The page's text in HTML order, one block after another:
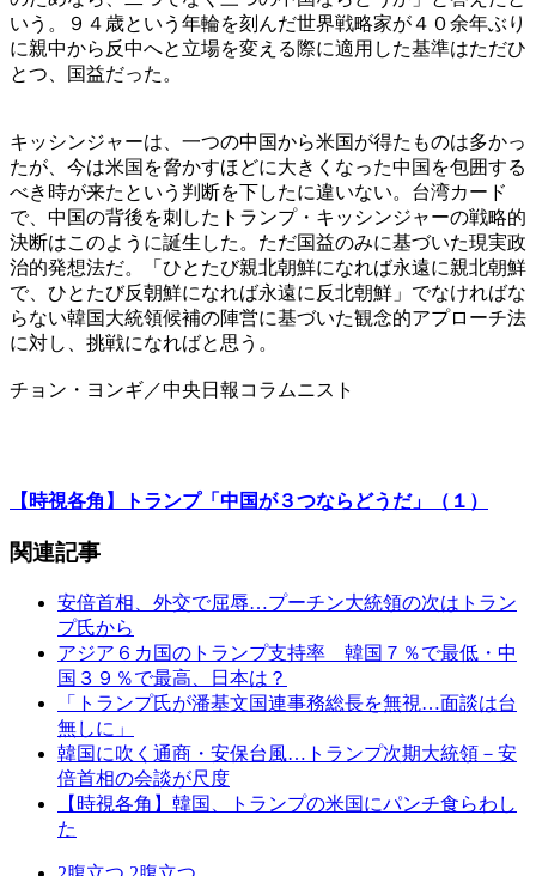
いう。９４歳という年輪を刻んだ世界戦略家が４０余年ぶり
に親中から反中へと立場を変える際に適用した基準はただひ
とつ、国益だった。
キッシンジャーは、一つの中国から米国が得たものは多かっ
たが、今は米国を脅かすほどに大きくなった中国を包囲する
べき時が来たという判断を下したに違いない。台湾カード
で、中国の背後を刺したトランプ・キッシンジャーの戦略的
決断はこのように誕生した。ただ国益のみに基づいた現実政
治的発想法だ。「ひとたび親北朝鮮になれば永遠に親北朝鮮
で、ひとたび反朝鮮になれば永遠に反北朝鮮」でなければな
らない韓国大統領候補の陣営に基づいた観念的アプローチ法
に対し、挑戦になればと思う。
チョン・ヨンギ／中央日報コラムニスト
【時視各角】トランプ「中国が３つならどうだ」（１）
関連記事
安倍首相、外交で屈辱…プーチン大統領の次はトラン
プ氏から
アジア６カ国のトランプ支持率 韓国７％で最低・中
国３９％で最高、日本は？
「トランプ氏が潘基文国連事務総長を無視…面談は台
無しに」
韓国に吹く通商・安保台風…トランプ次期大統領－安
倍首相の会談が尺度
【時視各角】韓国、トランプの米国にパンチ食らわし
た